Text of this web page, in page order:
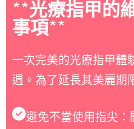
**光療指甲的
事項**
一次完美的光療指甲體
週。為了延長其美麗期
避免不當使用指尖